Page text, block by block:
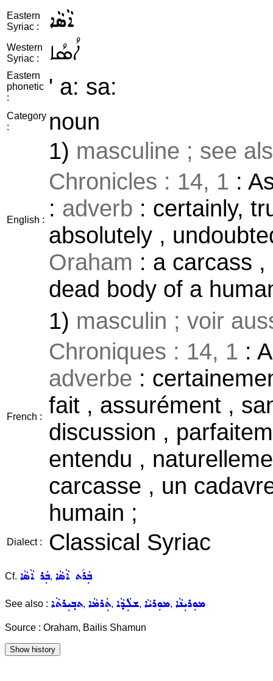
Eastern
Syriac :
ܐܵܣܵܐ
Western
Syriac :
ܐܳܣܳܐ
Eastern
phonetic
:
' a: sa:
Category
:
noun
English :
1) masculine ; see
Chronicles : 14, 1 :
: adverb : certainly,
absolutely ,
Oraham : a carcass
dead body of a
French :
1) masculin ; voir
Chroniques : 14, 1 :
adverbe :
fait , assurément ,
discussion ,
entendu ,
carcasse , un
humain ;
Dialect : Classical Syriac
Cf. ܒܲܪ ܐܵܣܵܐ, ܒܲܪ݇ܬ ܐܵܣܵܐ
See also : ܬܒ݂ܝܼܪܬܵܐ, ܬܲܪܡܵܐ, ܫܠܲܕܵܐ, ܡܘܼܪܝܵܐ, ܡܘܼܪܝܼܢܵܐ
Source : Oraham, Bailis Shamun